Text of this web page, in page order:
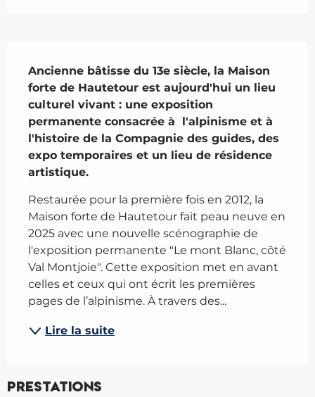
Ancienne bâtisse du 13e siècle, la Maison
forte de Hautetour est aujourd'hui un lieu
culturel vivant : une exposition
permanente consacrée à  l'alpinisme et à
l'histoire de la Compagnie des guides, des
expo temporaires et un lieu de résidence
artistique.
Restaurée pour la première fois en 2012, la
Maison forte de Hautetour fait peau neuve en
2025 avec une nouvelle scénographie de
l'exposition permanente "Le mont Blanc, côté
Val Montjoie". Cette exposition met en avant
celles et ceux qui ont écrit les premières
pages de l’alpinisme. À travers des...
Lire la suite
Prestations